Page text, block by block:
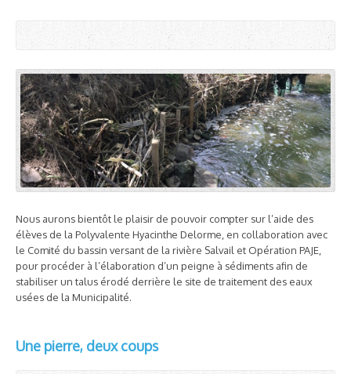
Nous aurons bientôt le plaisir de pouvoir compter sur l’aide des
élèves de la Polyvalente Hyacinthe Delorme, en collaboration avec
le Comité du bassin versant de la rivière Salvail et Opération PAJE,
pour procéder à l’élaboration d’un peigne à sédiments afin de
stabiliser un talus érodé derrière le site de traitement des eaux
usées de la Municipalité.
Une pierre, deux coups